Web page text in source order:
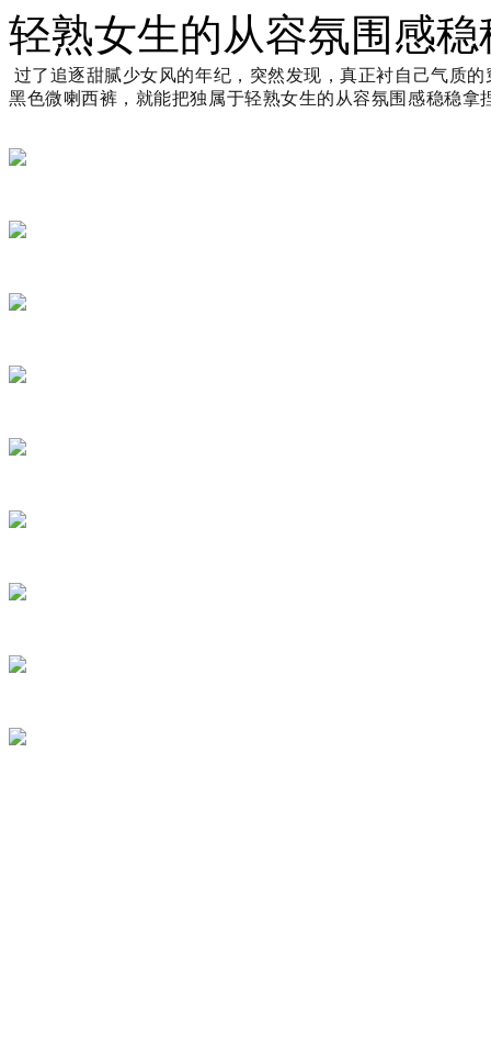
轻熟女生的从容氛围感
过了追逐甜腻少女风的年纪，突然发现，真正衬自己气质
黑色微喇西裤，就能把独属于轻熟女生的从容氛围感稳稳拿